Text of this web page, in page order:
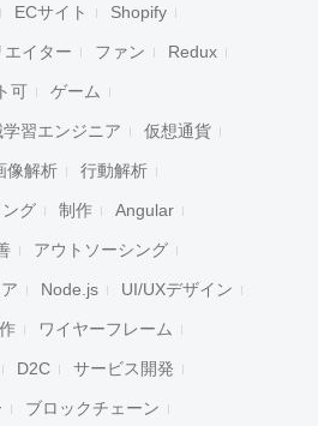
ECサイト Shopify
エイター ファン Redux
可 ゲーム
習エンジニア 仮想通貨
像解析 行動解析
グ 制作 Angular
アウトソーシング
Node.js UI/UXデザイン
ワイヤーフレーム
D2C サービス開発
ブロックチェーン